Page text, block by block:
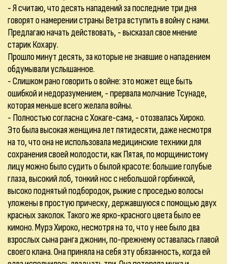
- Я считаю, что десять нападений за последние три дня
говорят о намерении страны Ветра вступить в войну с нами.
Предлагаю начать действовать, - высказал свое мнение
старик Кохару.
Прошло минут десять, за которые не знавшие о нападением
обдумывали услышанное.
- Слишком рано говорить о войне: это может еще быть
ошибкой и недоразумением, - прервала молчание Тсунаде,
которая меньше всего желала войны.
- Полностью согласна с Хокаге-сама, - отозвалась Хироко.
Это была высокая женщина лет пятидесяти, даже несмотря
на то, что она не использовала медицинские техники для
сохранения своей молодости, как Пятая, по морщинистому
лицу можно было судить о былой красоте: большие голубые
глаза, высокий лоб, тонкий нос с небольшой горбинкой,
высоко поднятый подбородок, рыжие с проседью волосы
уложены в простую прическу, державшуюся с помощью двух
красных заколок. Такого же ярко-красного цвета было ее
кимоно. Мурэ Хироко, несмотря на то, что у нее было два
взрослых сына ранга джонин, по-прежнему оставалась главой
своего клана. Она приняла на себя эту обязанность, когда ей